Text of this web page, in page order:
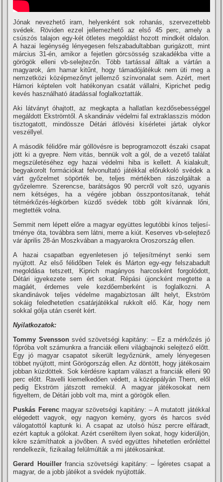
Jónak nevezhető iram, helyenként sok rohanás, szervezettebb
svédek. Röviden ezzel jellemezhető az első 45 perc, amely a
csúszós talajon egy-két ötletes megoldást hozott mindkét oldalon.
A hazai legénység lényegesen felszabadultabban gurigázott, mint
március 31-én, amikor a fejetlen görcsösség szakadékba vitte a
görögök elleni vb-selejtezőn. Több tartással álltak a vártán a
magyarok, ám hamar kitűnt, hogy támadójátékuk nem üti meg a
nemzetközi középmezőnyt jellemző szí­nvonalat sem. Azért, mert
Hámori képtelen volt hatékonyan csatát vállalni, Kiprichet pedig
kevés használható átadással foglalkoztatták.
Aki látványt óhajtott, az megkapta a hallatlan kezdősebességgel
megáldott Ekströmtől. A skandináv védelmi fal extraklasszis módon
tisztogatott, mindössze Détári átlövési kí­sérletei jártak olykor
veszéllyel.
A második félidőre már góllövésre is beprogramozott északi csapat
jött ki a gyepre. Nem vitás, bennük volt a gól, de a vezető találat
megszületéséhez egy hazai védelmi hiba is kellett. A kialakult,
begyakorolt formációkat felvonultató játékkal előrukkoló svédek a
várt győzelmet söpörték be, teljes mértékben rászolgáltak a
győzelemre. Szerencse, barátságos 90 percről volt szó, ugyanis
nem kétséges, ha a végére jobban összpontosí­tanak, tehát
tétmérkőzés-légkörben küzdő svédek több gólt kí­vánnak lőni,
megtették volna.
Semmit nem lépett előre a magyar együttes legutóbbi kí­nos teljesí­
tménye óta, továbbra sem látni, merre a kiút. Keserves vb-selejtező
vár április 28-án Moszkvában a magyarokra Oroszország ellen.
A hazai csapatban egyenletesen jó teljesí­tményt senki sem
nyújtott. Az első félidőben Telek és Márton egy-egy felszabadult
megoldása tetszett, Kiprich magányos harcosként forgolódott,
Détári igyekezete sem ért sokat. Répási újoncként megtette a
magáét, érdemes vele kezdőemberként is foglalkozni. A
skandinávok teljes védelme magabiztosan állt helyt, Ekström
sokáig feledhetetlen csatárjátékkal rukkolt elő. Kár, hogy nem
sokkal gólja után cserét kért.
Nyilatkozatok:
Tommy Svenssonsvéd szövetségi kapitány: – Ez a mérkőzés jó
főpróba volt számunkra a franciák elleni világbajnoki selejtező előtt.
Egy jó magyar csapatot sikerült legyőznünk, amely lényegesen
többet nyújtott, mint Görögország ellen. Az döntött, hogy játékosaim
jobban küzdöttek. Sok kérdésre kaptam választ a franciák elleni 90
perc előtt. Ravelli kiemelkedően védett, a középpályán Thern, elől
pedig Ekström játszott remekül. A magyar játékosokat nem
figyeltem, de Détári jobb volt ma, mint a görögök ellen.
Puskás Ferencmagyar szövetségi kapitány: – A mutatott játékkal
elégedett vagyok, egy nagyon kemény, gyors és harcos svéd
válogatottól kaptunk ki. A csapat az utolsó húsz percre elfáradt,
ezért kaptuk a gólokat. Azért cseréltem ilyen sokat, hogy kiderüljön,
kikre számí­thatok a jövőben. A svéd együttes hihetetlen erőnléttel
rendelkezik, fizikailag felülmúlták a mi játékosainkat.
Gerard Houillerfrancia szövetségi kapitány: – Ígéretes csapat a
magyar, de a jobb játékot a svédek nyújtották.